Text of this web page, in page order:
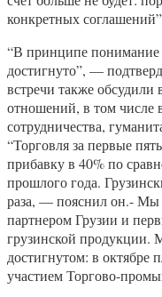
конкретных
“В принципе понимание
достигнуто”, —
встречи также обсудили
отношений, в том числе
сотрудничества,
“Торговля за первые
прибавку в 40% по
прошлого года.
раза, — пояснил он.- Мы
партнером Грузии и
грузинской продукции.
достигнутом: в октябре
участием Торгово-